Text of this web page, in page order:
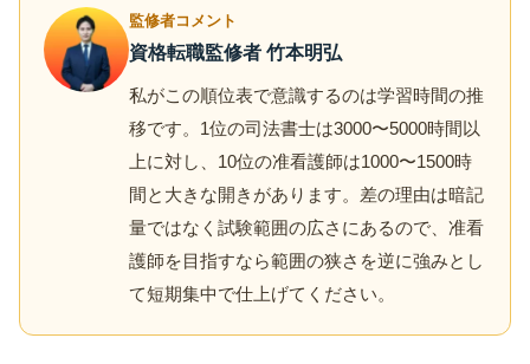
監修者コメント
資格転職監修者 竹本明弘
私がこの順位表で意識するのは学習時間の推
移です。1位の司法書士は3000〜5000時間以
上に対し、10位の准看護師は1000〜1500時
間と大きな開きがあります。差の理由は暗記
量ではなく試験範囲の広さにあるので、准看
護師を目指すなら範囲の狭さを逆に強みとし
て短期集中で仕上げてください。